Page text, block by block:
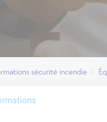
sécurité incendie >